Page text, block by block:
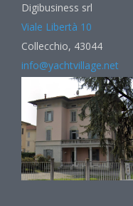
Digibusiness srl
Viale Libertà 10
Collecchio, 43044
info@yachtvillage.net